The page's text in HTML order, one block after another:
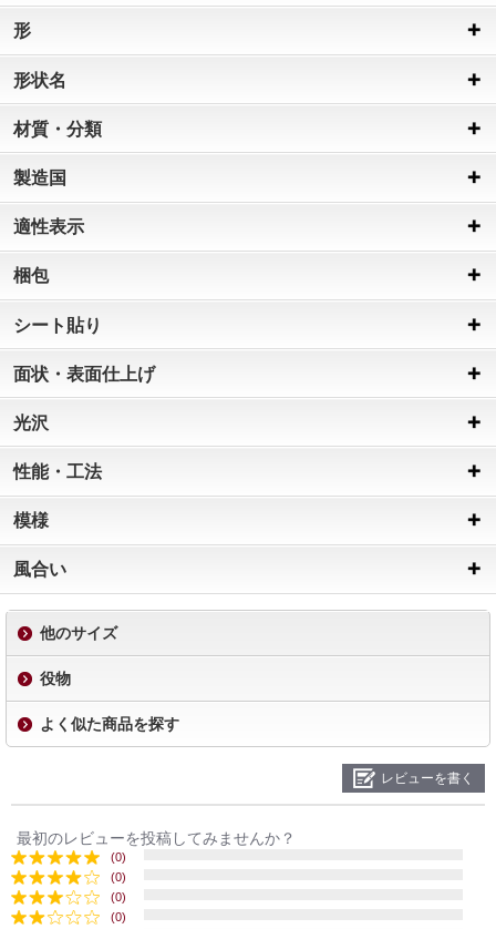
形
形状名
材質・分類
製造国
適性表示
梱包
シート貼り
面状・表面仕上げ
光沢
性能・工法
模様
風合い
他のサイズ
役物
よく似た商品を探す
レビューを書く
最初のレビューを投稿してみませんか？
(0)
(0)
(0)
(0)